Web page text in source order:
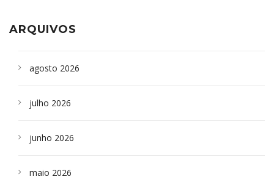
ARQUIVOS
agosto 2026
julho 2026
junho 2026
maio 2026